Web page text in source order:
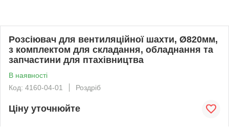
Розсіювач для вентиляційної шахти, Ø820мм,
з комплектом для складання, обладнання та
запчастини для птахівництва
В наявності
Код: 4160-04-01
Роздріб
Ціну уточнюйте